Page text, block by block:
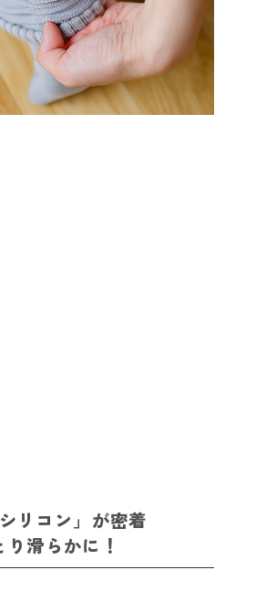
リコン」が密着
り滑らかに！